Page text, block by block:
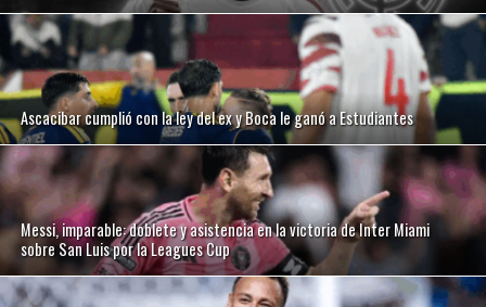
Ascacibar cumplió con la ley del ex y Boca le ganó a Estudiantes
Messi, imparable: doblete y asistencia en la victoria de Inter Miami
sobre San Luis por la Leagues Cup